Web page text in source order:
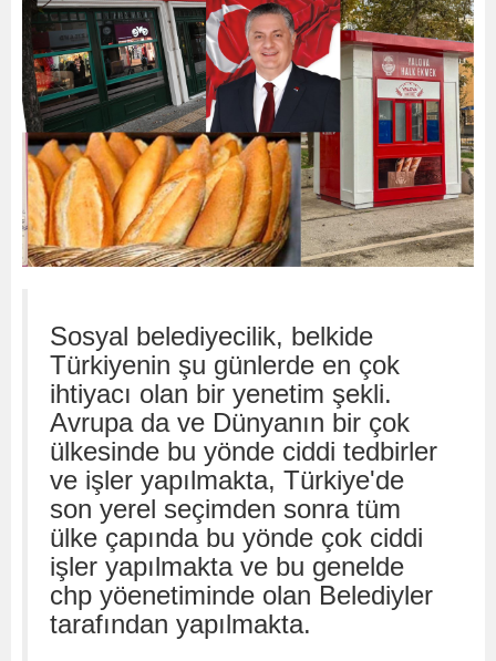
Sosyal belediyecilik, belkide
Türkiyenin şu günlerde en çok
ihtiyacı olan bir yenetim şekli.
Avrupa da ve Dünyanın bir çok
ülkesinde bu yönde ciddi tedbirler
ve işler yapılmakta, Türkiye'de
son yerel seçimden sonra tüm
ülke çapında bu yönde çok ciddi
işler yapılmakta ve bu genelde
chp yöenetiminde olan Belediyler
tarafından yapılmakta.